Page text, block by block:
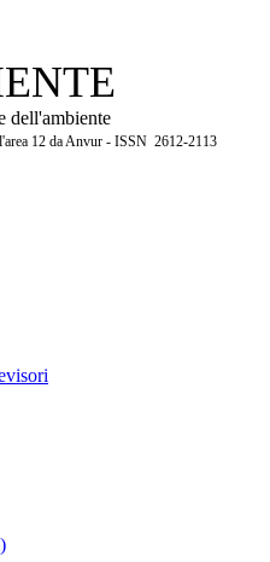
dell'ambiente
12 da Anvur - ISSN 2612-2113